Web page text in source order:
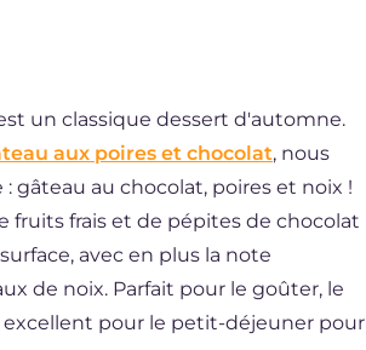
un classique dessert d'automne.
aux poires et chocolat, nous
gâteau au chocolat, poires et noix !
fruits frais et de pépites de chocolat
avec en plus la note
de noix. Parfait pour le goûter, le
pour le petit-déjeuner pour